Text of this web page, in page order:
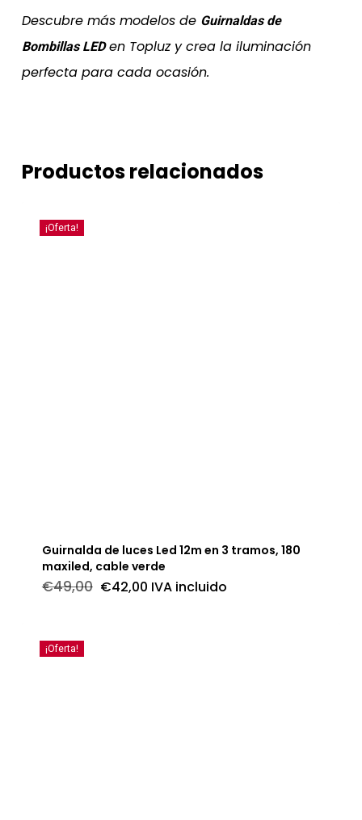
Descubre más modelos de Guirnaldas de
Bombillas LEDen Topluz y crea la iluminación
perfecta para cada ocasión.
Productos relacionados
¡Oferta!
Guirnalda de luces Led 12m en 3 tramos, 180
maxiled, cable verde
€49,00 El
precio
€42,00ElIVA incluido
¡Oferta!